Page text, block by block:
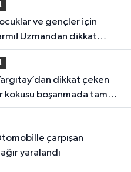
Uzmandan dikkat
önerisi
kokusu boşanmada tam
yaralandı